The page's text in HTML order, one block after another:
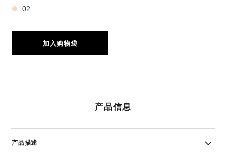
02
加入购物袋
产品信息
产品描述